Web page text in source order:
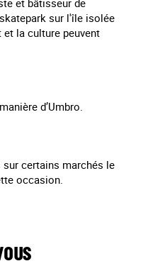
et bâtisseur de
sur l'île isolée
et la culture peuvent
d’Umbro.
certains marchés le
occasion.